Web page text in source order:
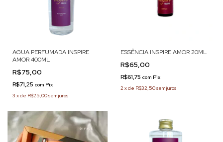
AGUA PERFUMADA INSPIRE
AMOR 400ML
R$75,00
R$71,25 com Pix
3 xde R$25,00sem juros
ESSÊNCIA INSPIRE AMOR 20ML
R$65,00
R$61,75 com Pix
2 xde R$32,50sem juros